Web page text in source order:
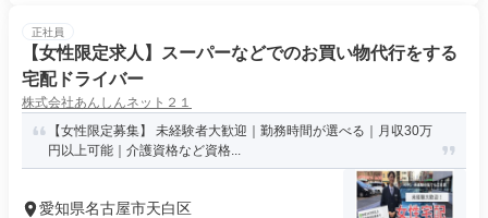
正社員
【女性限定求人】スーパーなどでのお買い物代行をする
宅配ドライバー
株式会社あんしんネット２１
【女性限定募集】 未経験者大歓迎｜勤務時間が選べる｜月収30万
円以上可能｜介護資格など資格...
愛知県名古屋市天白区